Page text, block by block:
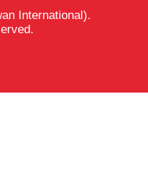
International).